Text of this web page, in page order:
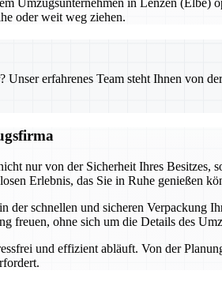
Umzugsunternehmen in Lenzen
oder weit weg ziehen.
erfahrenes Team steht Ihnen von
nur von der Sicherheit Ihres
Erlebnis, das Sie in Ruhe genießen
schnellen und sicheren Verpackung
freuen, ohne sich um die Details des
und effizient abläuft. Von der